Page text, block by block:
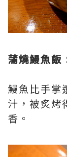
蒲燒鰻魚飯
鰻魚比手掌
汁，被炙烤
香。